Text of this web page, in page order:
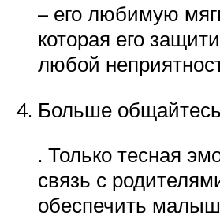
– его любимую
которая его
любой
Больше
. Только тесная
связь с
обеспечить